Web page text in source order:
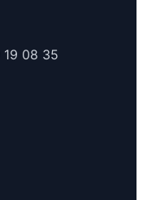
08 35